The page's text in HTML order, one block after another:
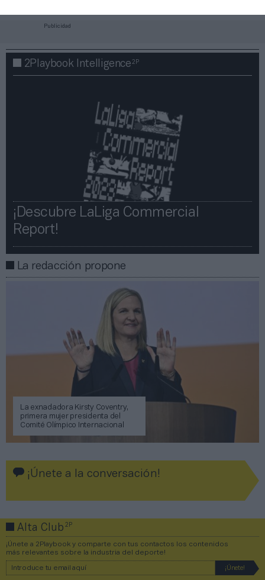
Publicidad
2Playbook Intelligence2P
¡Descubre LaLiga Commercial
Report!​​
La redacción propone
La exnadadora Kirsty Coventry,
primera mujer presidenta del
Comité Olímpico Internacional
¡Únete a la conversación!
Alta Club2P
¡Únete a 2Playbook y comparte con tus contactos los contenidos
más relevantes sobre la industria del deporte!